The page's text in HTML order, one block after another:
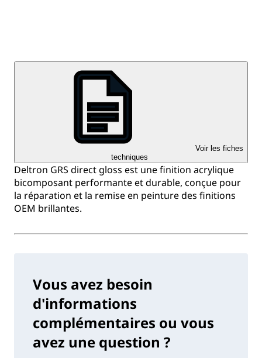
Voir les fiches
techniques
Deltron GRS direct gloss est une finition acrylique
bicomposant performante et durable, conçue pour
la réparation et la remise en peinture des finitions
OEM brillantes.
Vous avez besoin
d'informations
complémentaires ou vous
avez une question ?